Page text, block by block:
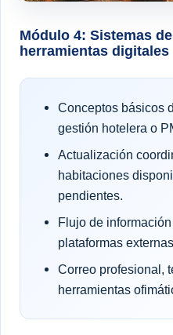
Módulo 4: Sistemas
herramientas digitales
Conceptos básicos
gestión hotelera o
Actualización
habitaciones
pendientes.
Flujo de
plataformas externas.
Correo profesional,
herramientas